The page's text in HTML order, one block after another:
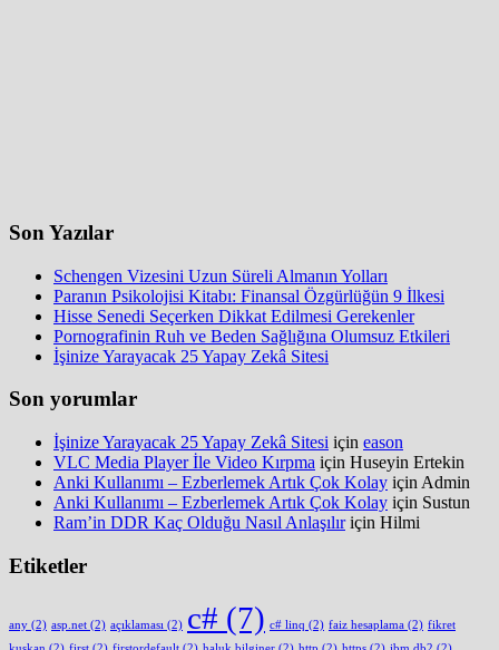
Son Yazılar
Schengen Vizesini Uzun Süreli Almanın Yolları
Paranın Psikolojisi Kitabı: Finansal Özgürlüğün 9 İlkesi
Hisse Senedi Seçerken Dikkat Edilmesi Gerekenler
Pornografinin Ruh ve Beden Sağlığına Olumsuz Etkileri
İşinize Yarayacak 25 Yapay Zekâ Sitesi
Son yorumlar
İşinize Yarayacak 25 Yapay Zekâ Sitesi için eason
VLC Media Player İle Video Kırpma için Huseyin Ertekin
Anki Kullanımı – Ezberlemek Artık Çok Kolay için Admin
Anki Kullanımı – Ezberlemek Artık Çok Kolay için Sustun
Ram’in DDR Kaç Olduğu Nasıl Anlaşılıriçin Hilmi
Etiketler
any (2) asp.net (2) açıklaması (2) c# (7) c# linq (2) faiz hesaplama (2) fikret